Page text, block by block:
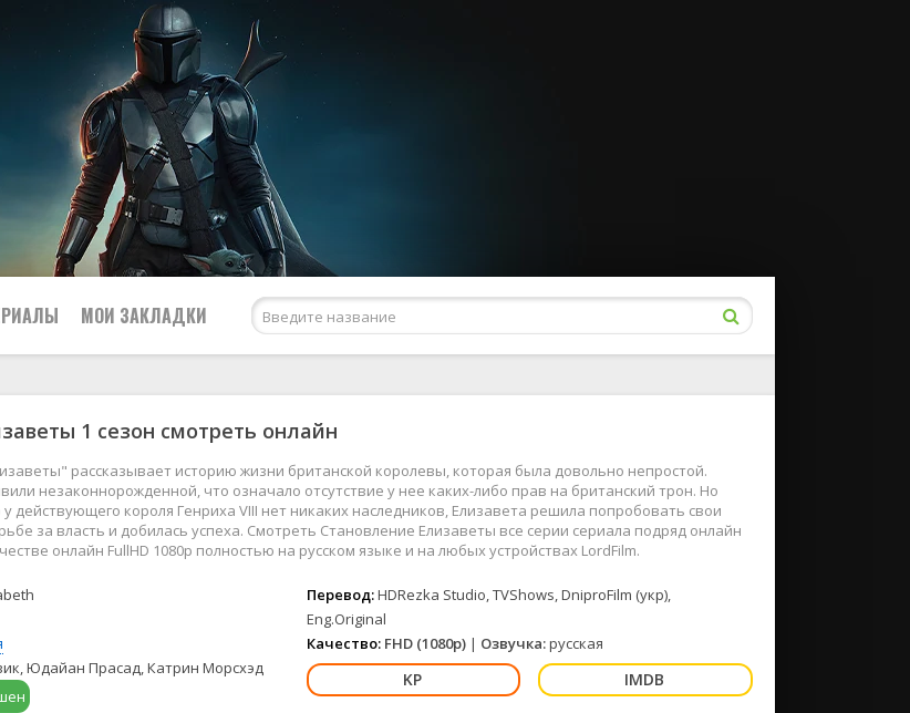
Netflix
Amazon Prime Video
Hulu
HBO Max
Disney+
США
Великобритания
Франция
Германия
Турция
Индия
МОИ ЗАКЛАДКИ
1 сезон смотреть онлайн
рассказывает историю жизни британской королевы, которая была довольно непростой.
незаконнорожденной, что означало отсутствие у нее каких-либо прав на британский трон. Но
действующего короля Генриха VIII нет никаких наследников, Елизавета решила попробовать свои
за власть и добилась успеха. Смотреть Становление Елизаветы все серии сериала подряд онлайн
онлайн FullHD 1080p полностью на русском языке и на любых устройствах LordFilm.
Юдайан Прасад, Катрин Морсхэд
Перевод:HDRezka Studio, TVShows, DniproFilm (укр),
Eng.Original
Качество: FHD (1080p)| Озвучка:русская